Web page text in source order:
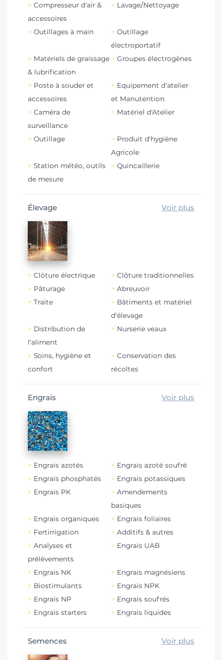
Compresseur d'air &
accessoires
Lavage/Nettoyage
Outillages à main
Outillage
électroportatif
Matériels de graissage
& lubrification
Groupes électrogènes
Poste à souder et
accessoires
Equipement d'atelier
et Manutention
Caméra de
surveillance
Matériel d'Atelier
Outillage
Produit d'hygiène
Agricole
Station météo, outils
de mesure
Quincaillerie
Élevage Voir plus
Clôture électrique
Clôture traditionnelles
Pâturage
Abreuvoir
Traite
Bâtiments et matériel
d'élevage
Distribution de
l'aliment
Nurserie veaux
Soins, hygiène et
confort
Conservation des
récoltes
Engrais Voir plus
Engrais azotés
Engrais azoté soufré
Engrais phosphatés
Engrais potassiques
Engrais PK
Amendements
basiques
Engrais organiques
Engrais foliaires
Fertirrigation
Additifs & autres
Analyses et
prélèvements
Engrais UAB
Engrais NK
Engrais magnésiens
Biostimulants
Engrais NPK
Engrais NP
Engrais soufrés
Engrais starters
Engrais liquides
Semences Voir plus